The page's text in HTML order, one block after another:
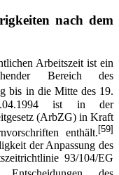
nach dem
Arbeitszeit ist ein
Bereich des
bis in die Mitte des 19.
ist in der
(ArbZG) in Kraft
enthält.[59]
der Anpassung des
93/104/EG